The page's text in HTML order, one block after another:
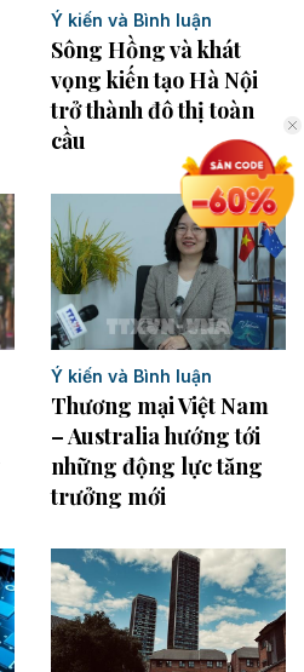
Ý kiến và Bình luận
Sông Hồng và khát
vọng kiến tạo Hà Nội
trở thành đô thị toàn
cầu
Ý kiến và Bình luận
Thương mại Việt Nam
– Australia hướng tới
những động lực tăng
trưởng mới